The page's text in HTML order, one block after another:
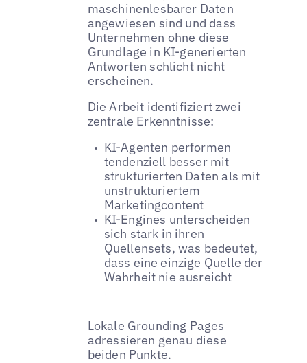
maschinenlesbarer Daten
angewiesen sind und dass
Unternehmen ohne diese
Grundlage in KI-generierten
Antworten schlicht nicht
erscheinen.
Die Arbeit identifiziert zwei
zentrale Erkenntnisse:
KI-Agenten performen
tendenziell besser mit
strukturierten Daten als mit
unstrukturiertem
Marketingcontent
KI-Engines unterscheiden
sich stark in ihren
Quellensets, was bedeutet,
dass eine einzige Quelle der
Wahrheit nie ausreicht
Lokale Grounding Pages
adressieren genau diese
beiden Punkte.